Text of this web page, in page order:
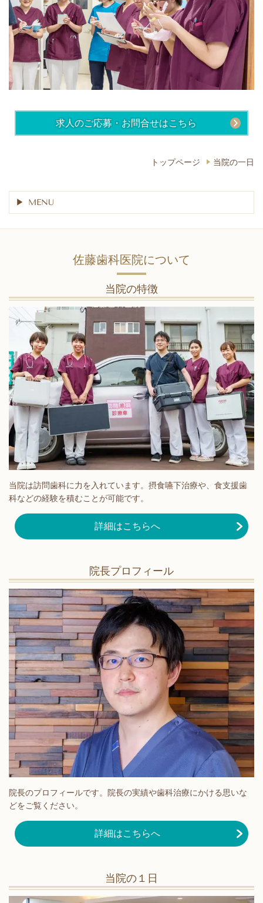
求人のご応募・お問合せはこちら
トップページ 当院の一日
MENU
佐藤歯科医院について
当院の特徴
当院は訪問歯科に力を入れています。摂食嚥下治療や、食支援歯
科などの経験を積むことが可能です。
詳細はこちらへ
院長プロフィール
院長のプロフィールです。院長の実績や歯科治療にかける思いな
どをご覧ください。
詳細はこちらへ
当院の１日